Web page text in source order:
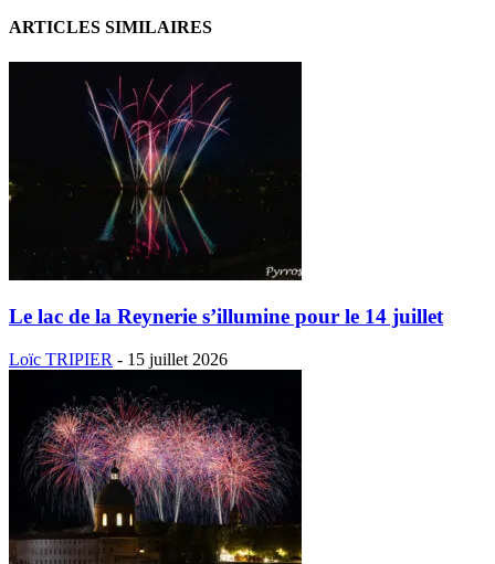
ARTICLES SIMILAIRES
Le lac de la Reynerie s’illumine pour le 14 juillet
Loïc TRIPIER - 15 juillet 2026